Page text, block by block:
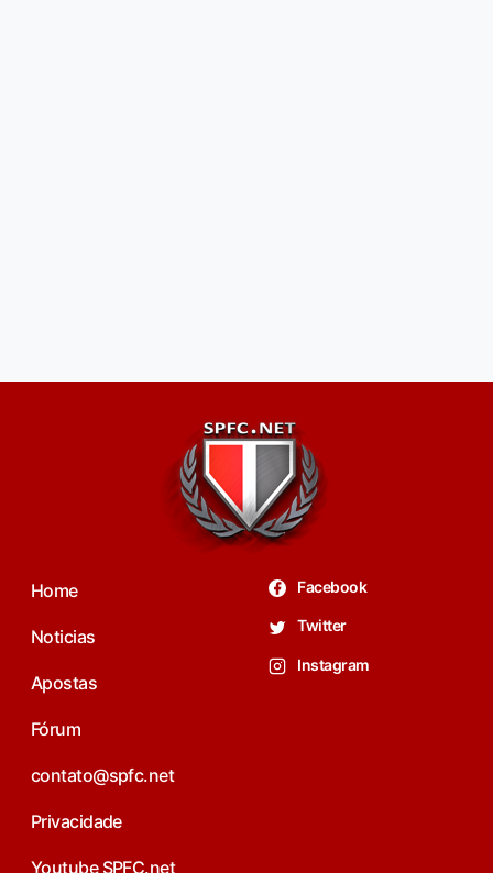
Home
Noticias
Apostas
Fórum
contato@spfc.net
Privacidade
Youtube SPFC.net
Facebook
Twitter
Instagram